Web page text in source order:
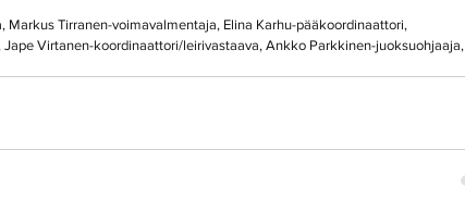
Markus Tirranen-voimavalmentaja, Elina Karhu-pääkoordinaattori,
Virtanen-koordinaattori/leirivastaava, Ankko Parkkinen-juoksuohjaaja,